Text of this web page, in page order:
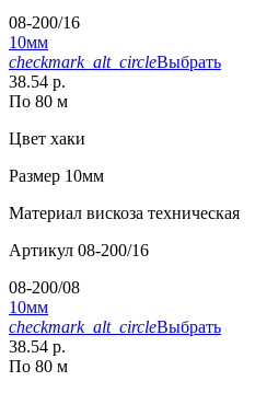
08-200/16
10мм
checkmark_alt_circleВыбрать
38.54 р.
По 80 м
Цвет хаки
Размер 10мм
Материал вискоза техническая
Артикул 08-200/16
08-200/08
10мм
checkmark_alt_circleВыбрать
38.54 р.
По 80 м